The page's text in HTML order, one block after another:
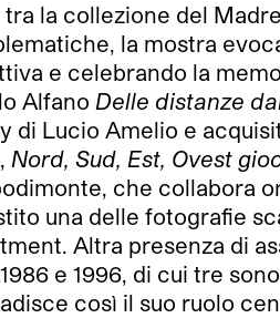
tra la collezione del
la mostra
e celebrando la
Alfano Delle distanze
di Lucio Amelio e
Nord, Sud, Est, Ovest
che collabora
una delle fotografie
Altra presenza di
e 1996, di cui tre
così il suo ruolo